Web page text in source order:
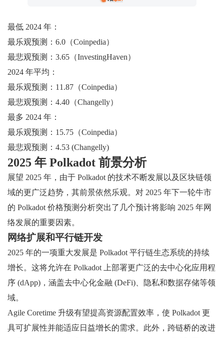
最低 2024 年：
最乐观预测：6.0（Coinpedia）
最悲观预测：3.65（InvestingHaven）
2024 年平均：
最乐观预测：11.87（Coinpedia）
最悲观预测：4.40（Changelly）
最多 2024 年：
最乐观预测：15.75（Coinpedia）
最悲观预测：4.53 (Changelly)
2025 年 Polkadot 前景分析
展望 2025 年，由于 Polkadot 的技术不断发展以及区块链领
域的更广泛趋势，其前景依然乐观。对 2025 年下一轮牛市
的 Polkadot 价格预测分析突出了几个预计将影响 2025 年网
络发展的重要因素。
网络扩展和平行链开发
2025 年的一项重大发展是 Polkadot 平行链生态系统的持续
增长。这将允许在 Polkadot 上部署更广泛的去中心化应用程
序 (dApp)，涵盖去中心化金融 (DeFi)、隐私和数据存储等领
域。
Agile Coretime 升级有望提高资源配置效率，使 Polkadot 更
具可扩展性并能适应日益增长的需求。此外，跨链桥的改进